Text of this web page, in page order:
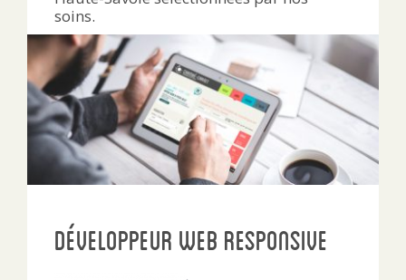
soins.
Développeur Web Responsive